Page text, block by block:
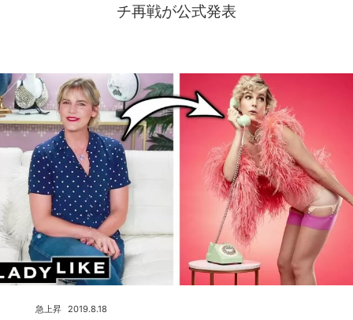
チ再戦が公式発表
2019.8.18
急上昇